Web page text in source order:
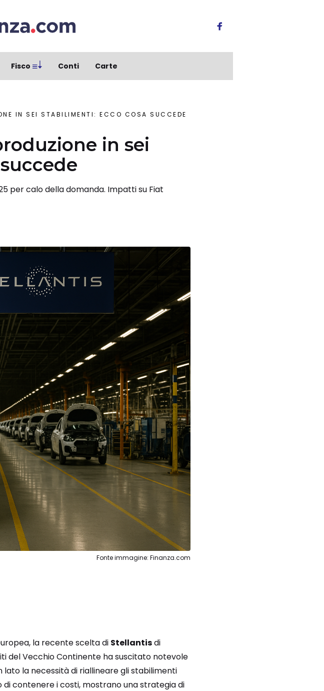
Fisco Conti Carte
IN SEI STABILIMENTI: ECCO COSA SUCCEDE
in sei
per calo della domanda. Impatti su Fiat
Fonte immagine: Finanza.com
la recente scelta di Stellantisdi
del Vecchio Continente ha suscitato notevole
lato la necessità di riallineare gli stabilimenti
di contenere i costi, mostrano una strategia di